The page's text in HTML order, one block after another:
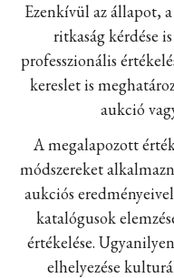
Ezenkívül az állapot,
ritkaság kérdése
professzionális
kereslet is
aukció
A megalapozott
módszereket
aukciós
katalógusok
értékelése.
elhelyezése